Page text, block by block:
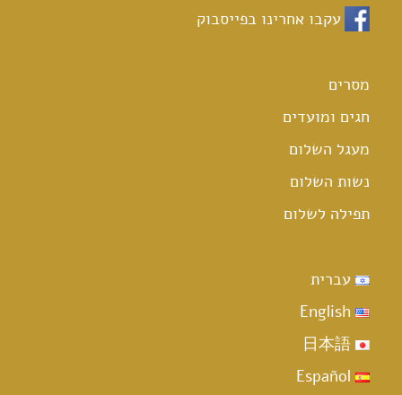
עקבו אחרינו בפייסבוק
מסרים
חגים ומועדים
מעגל השלום
נשות השלום
תפילה לשלום
עברית
English
日本語
Español